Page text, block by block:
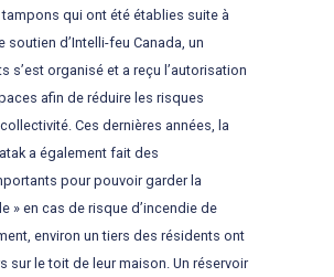
qui ont été établies suite à
soutien d’Intelli-feu Canada, un
s’est organisé et a reçu l’autorisation
afin de réduire les risques
Ces dernières années, la
a également fait des
pour pouvoir garder la
» en cas de risque d’incendie de
environ un tiers des résidents ont
sur le toit de leur maison. Un réservoir